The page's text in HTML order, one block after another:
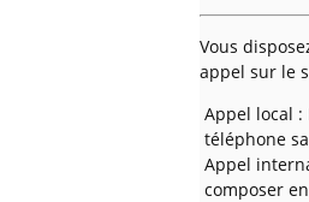
Vous
appel sur le
Appel local
téléphone
Appel
composer